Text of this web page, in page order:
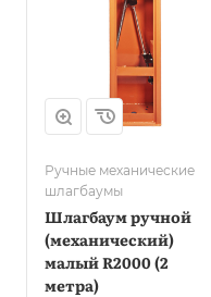
Ручные механические
шлагбаумы
Шлагбаум ручной
(механический)
малый R2000 (2
метра)